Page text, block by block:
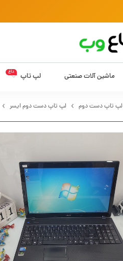
ماشین آلات صنعتی لپ تاپ داغ
لپ تاپ دست دوم لپ تاپ دست دوم ایسر